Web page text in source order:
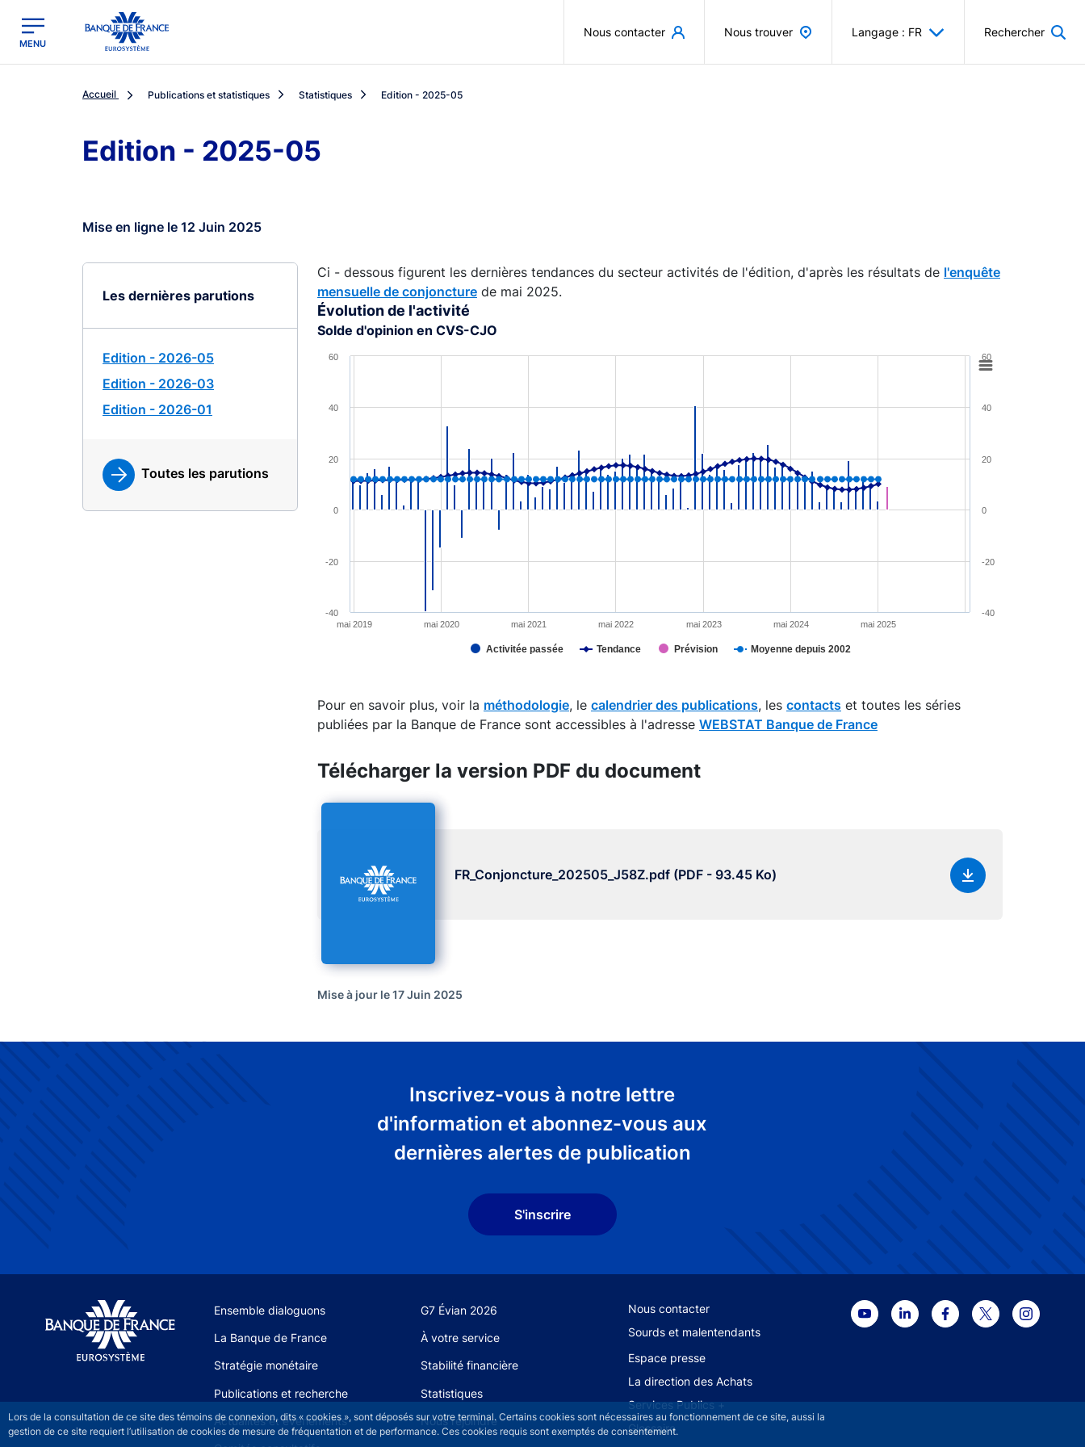
Lors de la consultation de ce site des témoins de connexion, dits « cookies », sont déposés sur votre terminal. Certains cookies sont nécessaires au fonctionnement de ce site, aussi la
gestion de ce site requiert l’utilisation de cookies de mesure de fréquentation et de performance. Ces cookies requis sont exemptés de consentement.
Banque de France - Menu Principal
MENU
Nous contacter Nous trouver Langage : FR Rechercher
Accueil Publications et statistiques Statistiques Edition - 2025-05
Edition - 2025-05
Mise en ligne le 12 Juin 2025
Les dernières parutions
Edition - 2026-05
Edition - 2026-03
Edition - 2026-01
Toutes les parutions
Ci - dessous figurent les dernières tendances du secteur activités de l'édition, d'après les résultats de l'enquête
mensuelle de conjoncture de mai 2025.
Évolution de l'activité
Solde d'opinion en CVS-CJO
View as data table, Chart
The chart has 1 X axis displaying XAxis.
The chart has 2 Y axes displaying YAxis and YAxis 2.
Activitée passée Tendance Prévision Moyenne depuis 2002
mai 2019 mai 2020 mai 2021 mai 2022 mai 2023 mai 2024 mai 2025
-40
-20
0
20
40
60
-40
-20
0
20
40
60
Pour en savoir plus, voir la méthodologie, le calendrier des publications, les contacts et toutes les séries
publiées par la Banque de France sont accessibles à l'adresse WEBSTAT Banque de France
Télécharger la version PDF du document
FR_Conjoncture_202505_J58Z.pdf (PDF - 93.45 Ko)
Mise à jour le 17 Juin 2025
Inscrivez-vous à notre lettre
d'information et abonnez-vous aux
dernières alertes de publication
S'inscrire
Site navigation
Ensemble dialoguons G7 Évian 2026
La Banque de France À votre service
Stratégie monétaire Stabilité financière
Publications et recherche Statistiques
Actualités et événements Nous rejoindre
Footer secondary menu
Nous contacter
Sourds et malentendants
Espace presse
La direction des Achats
Services Publics +
Glossaire